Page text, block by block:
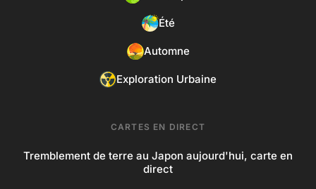
Été
Automne
Exploration Urbaine
CARTES EN DIRECT
Tremblement de terre au Japon aujourd'hui, carte en
direct